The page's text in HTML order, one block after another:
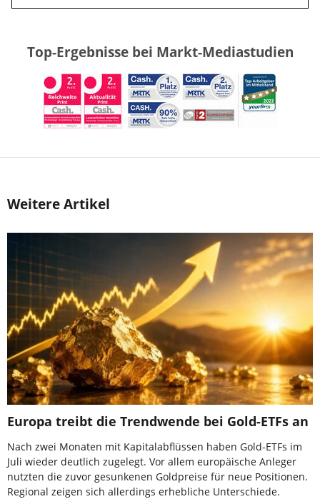
Top-Ergebnisse bei Markt-Mediastudien
Weitere Artikel
Europa treibt die Trendwende bei Gold-ETFs an
Nach zwei Monaten mit Kapitalabflüssen haben Gold-ETFs im
Juli wieder deutlich zugelegt. Vor allem europäische Anleger
nutzten die zuvor gesunkenen Goldpreise für neue Positionen.
Regional zeigen sich allerdings erhebliche Unterschiede.